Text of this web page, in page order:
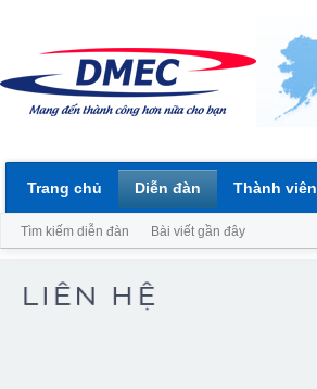
Trang chủ Diễn đàn
Tìm kiếm diễn đàn Bài viết gần đây
Thành viên